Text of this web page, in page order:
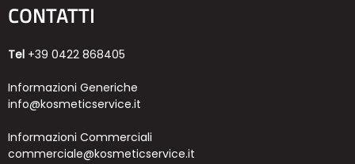
CONTATTI
Tel +39 0422 868405
Informazioni Generiche
info@kosmeticservice.it
Informazioni Commerciali
commerciale@kosmeticservice.it